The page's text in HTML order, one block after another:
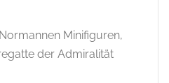
Minifiguren,
der Admiralität